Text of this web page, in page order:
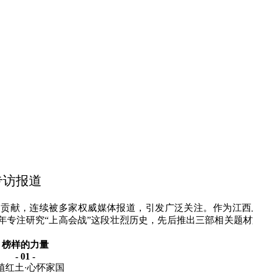
报道
献，连续被多家权威媒体报道，引发广泛关注。作为江
专注研究“上高会战”这段壮烈历史，先后推出三部相关题
榜样的力量
- 01 -
红土·心怀家国